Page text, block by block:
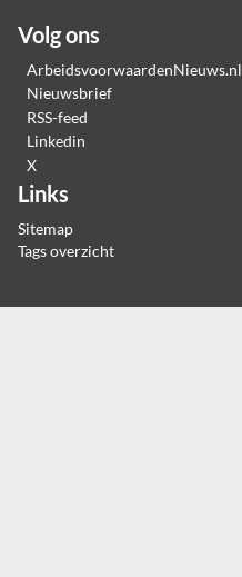
Volg ons
ArbeidsvoorwaardenNieuws.nl
Nieuwsbrief
RSS-feed
Linkedin
X
Links
Sitemap
Tags overzicht